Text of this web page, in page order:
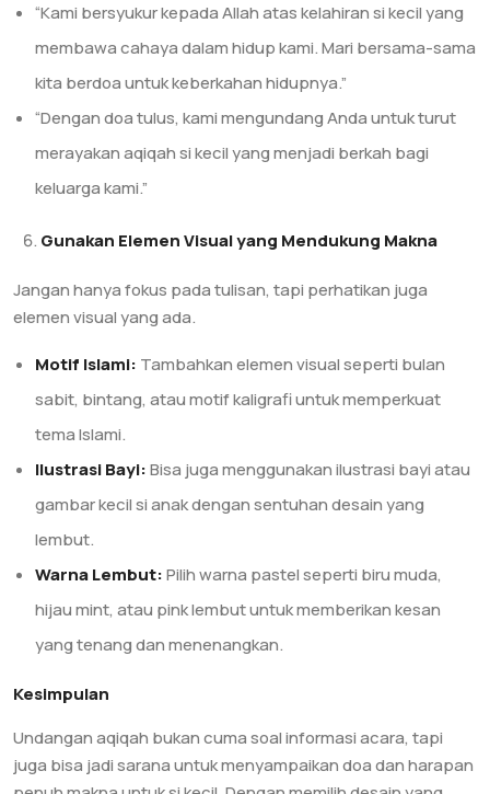
“Kami bersyukur kepada Allah atas kelahiran si kecil yang
membawa cahaya dalam hidup kami. Mari bersama-sama
kita berdoa untuk keberkahan hidupnya.”
“Dengan doa tulus, kami mengundang Anda untuk turut
merayakan aqiqah si kecil yang menjadi berkah bagi
keluarga kami.”
Gunakan Elemen Visual yang Mendukung Makna
Jangan hanya fokus pada tulisan, tapi perhatikan juga
elemen visual yang ada.
Motif Islami: Tambahkan elemen visual seperti bulan
sabit, bintang, atau motif kaligrafi untuk memperkuat
tema Islami.
Ilustrasi Bayi:Bisa juga menggunakan ilustrasi bayi atau
gambar kecil si anak dengan sentuhan desain yang
lembut.
Warna Lembut:Pilih warna pastel seperti biru muda,
hijau mint, atau pink lembut untuk memberikan kesan
yang tenang dan menenangkan.
Kesimpulan
Undangan aqiqah bukan cuma soal informasi acara, tapi
juga bisa jadi sarana untuk menyampaikan doa dan harapan